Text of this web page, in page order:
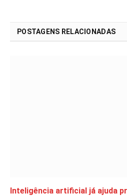
POSTAGENS RELACIONADAS
Inteligência artificial já ajuda